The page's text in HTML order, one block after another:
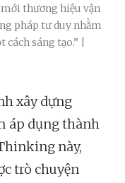
thương hiệu vận
pháp tư duy nhằm
sáng tạo.” |
xây dựng
áp dụng thành
này,
trò chuyện